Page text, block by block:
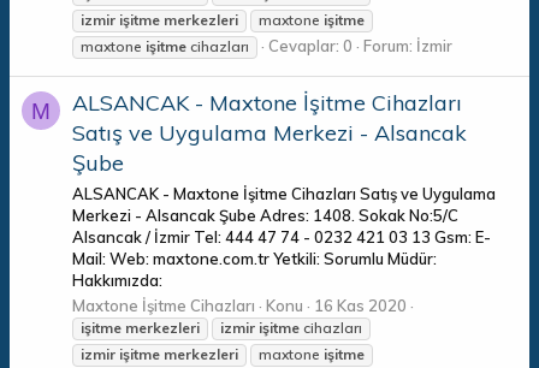
izmir işitme merkezleri maxtone işitme
maxtone işitme cihazları Cevaplar: 0 Forum: İzmir
M
ALSANCAK - Maxtone İşitme Cihazları
Satış ve Uygulama Merkezi - Alsancak
Şube
ALSANCAK - Maxtone İşitme Cihazları Satış ve Uygulama
Merkezi - Alsancak Şube Adres: 1408. Sokak No:5/C
Alsancak / İzmir Tel: 444 47 74 - 0232 421 03 13 Gsm: E-
Mail: Web: maxtone.com.tr Yetkili: Sorumlu Müdür:
Hakkımızda:
Maxtone İşitme Cihazları
Konu 16 Kas 2020
işitme merkezleri izmir işitme cihazları
izmir işitme merkezleri maxtone işitme